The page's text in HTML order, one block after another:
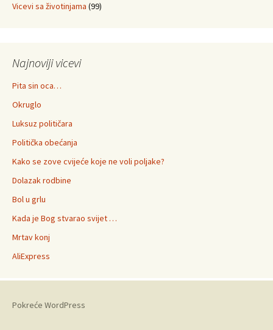
Vicevi sa životinjama (99)
Najnoviji vicevi
Pita sin oca…
Okruglo
Luksuz političara
Politička obećanja
Kako se zove cvijeće koje ne voli poljake?
Dolazak rodbine
Bol u grlu
Kada je Bog stvarao svijet …
Mrtav konj
AliExpress
Pokreće WordPress